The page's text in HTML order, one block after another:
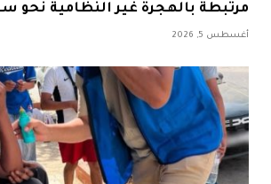
مرتبطة بالهجرة غير النظامية نحو
أغسطس 5, 2026